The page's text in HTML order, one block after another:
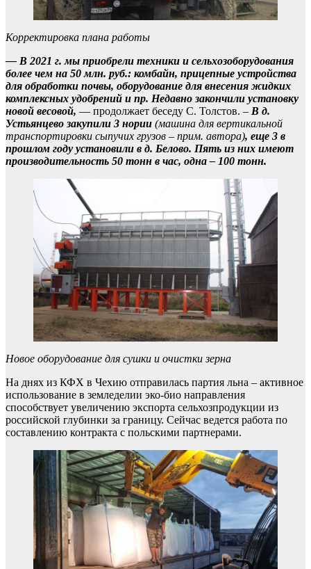
Корректировка плана работы
— В 2021 г. мы приобрели техники и сельхозоборудования
более чем на 50 млн. руб.: комбайн, прицепные устройства
для обработки почвы, оборудование для внесения жидких
комплексных удобрений и пр. Недавно закончили установку
новой весовой, — продолжает беседу С. Толстов. – В д.
Устьянцево закупили 3 нории (машина для вертикальной
транспортировки сыпучих грузов – прим. автора), еще 3 в
прошлом году установили в д. Белово. Пять из них имеют
производительность 50 тонн в час, одна – 100 тонн.
Новое оборудование для сушки и очистки зерна
На днях из КФХ в Чехию отправилась партия льна – активное
использование в земледелии эко-био направления
способствует увеличению экспорта сельхозпродукции из
российской глубинки за границу. Сейчас ведется работа по
составлению контракта с польскими партнерами.